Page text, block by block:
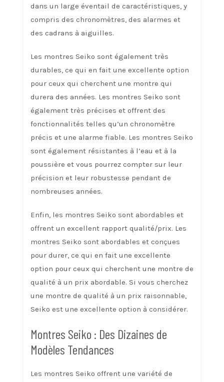
dans un large éventail de caractéristiques, y
compris des chronomètres, des alarmes et
des cadrans à aiguilles.
Les montres Seiko sont également très
durables, ce qui en fait une excellente option
pour ceux qui cherchent une montre qui
durera des années. Les montres Seiko sont
également très précises et offrent des
fonctionnalités telles qu’un chronomètre
précis et une alarme fiable. Les montres Seiko
sont également résistantes à l’eau et à la
poussière et vous pourrez compter sur leur
précision et leur robustesse pendant de
nombreuses années.
Enfin, les montres Seiko sont abordables et
offrent un excellent rapport qualité/prix. Les
montres Seiko sont abordables et conçues
pour durer, ce qui en fait une excellente
option pour ceux qui cherchent une montre de
qualité à un prix abordable. Si vous cherchez
une montre de qualité à un prix raisonnable,
Seiko est une excellente option à considérer.
Montres Seiko : Des Dizaines de
Modèles Tendances
Les montres Seiko offrent une variété de